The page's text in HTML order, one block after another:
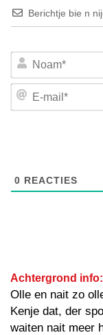
Berichtje bie n
0 REACTIES
Achtergrond info:
Olle en nait zo
Kenje dat, der
waiten nait meer